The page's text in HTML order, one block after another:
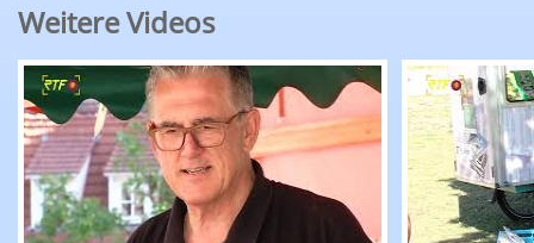
Weitere Videos
RTF.1-Nachrichten: Sommertour bringtRTF.1-